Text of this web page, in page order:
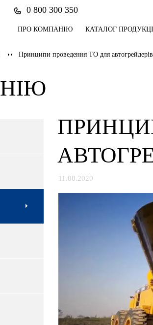
0 800 300 350
ПРО КОМПАНІЮ КАТАЛОГ
Принципи проведення ТО для автогрейдерів
11.08.2020